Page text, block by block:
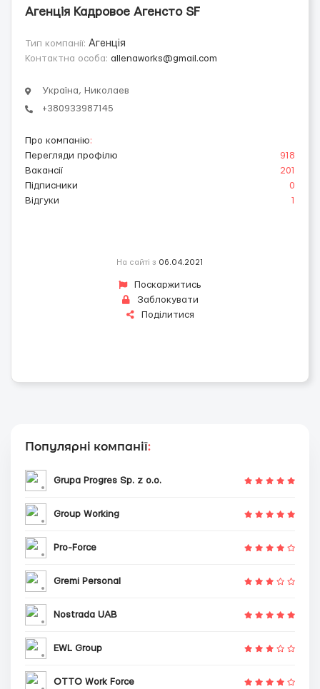
Агенція Кадровое Агенсто SF
Тип компанії: Агенція
Контактна особа: allenaworks@gmail.com
Україна, Николаев
+380933987145
Про компанію:
Перегляди профілю
918
Вакансії
201
Підписники
0
Відгуки
1
На сайті з 06.04.2021
Поскаржитись
Заблокувати
Поділитися
Популярні компанії:
Grupa Progres Sp. z o.o.
Group Working
Pro-Force
Gremi Personal
Nostrada UAB
EWL Group
OTTO Work Force